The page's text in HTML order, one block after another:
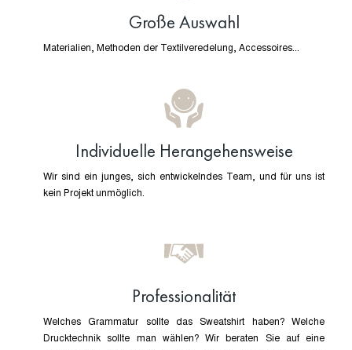
Große Auswahl
Materialien, Methoden der Textilveredelung, Accessoires...
Individuelle Herangehensweise
Wir sind ein junges, sich entwickelndes Team, und für uns ist
kein Projekt unmöglich.
Professionalität
Welches Grammatur sollte das Sweatshirt haben? Welche
Drucktechnik sollte man wählen? Wir beraten Sie auf eine